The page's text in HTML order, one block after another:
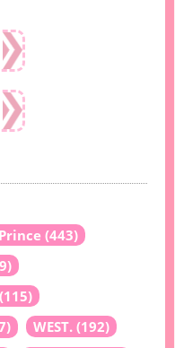
(443)
(115)
WEST. (192)